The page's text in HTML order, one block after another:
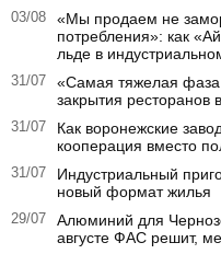
03/08
«Мы продаем не
потребления»: как
льде в
31/07
«Самая тяжелая фаза
закрытия ресторанов
31/07
Как воронежские
кооперация вместо
31/07
Индустриальный
новый формат жилья
29/07
Алюминий для
августе ФАС решит,